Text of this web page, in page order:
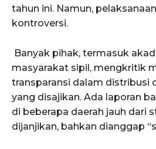
tahun ini. Namun,
kontroversi.
Banyak pihak, termasuk
masyarakat sipil, mengkritik
transparansi dalam distribusi
yang disajikan. Ada laporan
di beberapa daerah jauh dari
dijanjikan, bahkan dianggap